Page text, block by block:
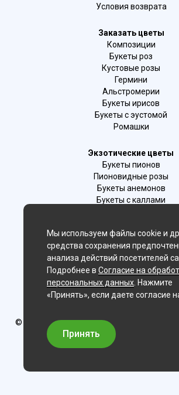
Условия возврата
Заказать цветы
Композиции
Букеты роз
Кустовые розы
Гермини
Альстромерии
Букеты ирисов
Букеты с эустомой
Ромашки
Экзотические цветы
Букеты пионов
Пионовидные розы
Букеты анемонов
Букеты с каллами
Лаванда
Гиацинты
Мы в соц. сетях:
Волгоград
© Delaflor - доставка цветов, 2012-2026
Вячеславович
ИНН 540409481687 ОГРН
Мы используем файлы cookie и
средства сохранения
анализа действий посетителей
Подробнее в Согласие на
персональных данных . Нажмите
«Принять», если даете согласие
Принять